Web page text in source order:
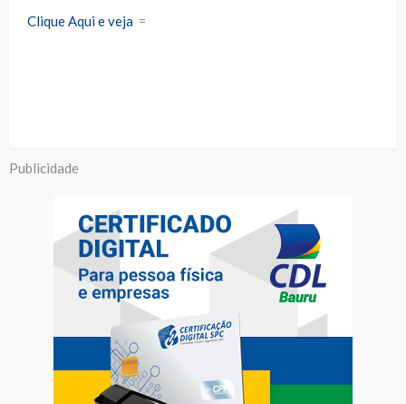
Clique Aqui e veja =
Publicidade